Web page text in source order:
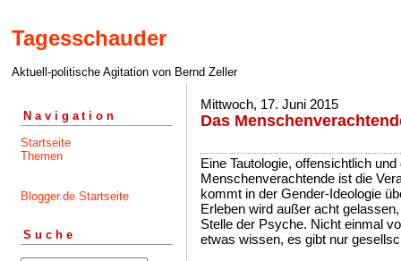
Tagesschauder
Aktuell-politische Agitation von Bernd Zeller
Navigation
Startseite
Themen
Blogger.de Startseite
Suche
Mittwoch, 17. Juni 2015
Das
Eine Tautologie, offensichtlich
Menschenverachtende ist die
kommt in der Gender-Ideologie
Erleben wird außer acht
Stelle der Psyche. Nicht einmal
etwas wissen, es gibt nur